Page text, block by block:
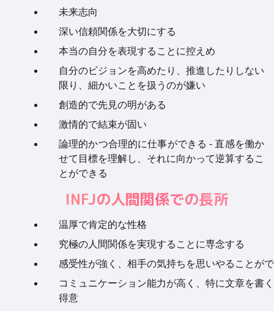
未来志向
深い信頼関係を大切にする
本当の自分を表現することに控えめ
自分のビジョンを高めたり、推進したりしない
限り、細かいことを扱うのが嫌い
創造的で先見の明がある
激情的で結束が固い
論理的かつ合理的に仕事ができる - 直感を働か
せて目標を理解し、それに向かって逆算するこ
とができる
INFJの人間関係での長所
温厚で肯定的な性格
究極の人間関係を実現することに専念する
感受性が強く、相手の気持ちを思いやることが
コミュニケーション能力が高く、特に文章を書
得意